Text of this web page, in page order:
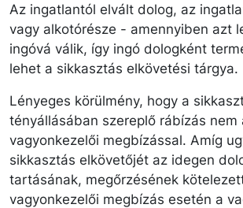
Az ingatlantól elvált dolog, az
vagy alkotórésze - amennyiben azt
ingóvá válik, így ingó dologként
lehet a sikkasztás elkövetési tárgya.
Lényeges körülmény, hogy a
tényállásában szereplő rábízás nem
vagyonkezelői megbízással. Amíg
sikkasztás elkövetőjét az idegen
tartásának, megőrzésének
vagyonkezelői megbízás esetén a